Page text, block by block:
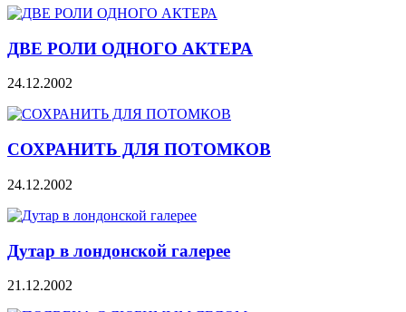
ДВЕ РОЛИ ОДНОГО АКТЕРА
24.12.2002
СОХРАНИТЬ ДЛЯ ПОТОМКОВ
24.12.2002
Дутар в лондонской галерее
21.12.2002